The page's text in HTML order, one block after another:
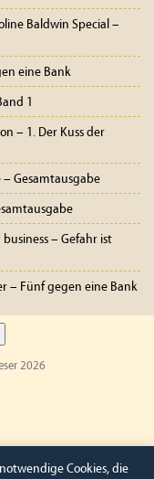
Baldwin Special –
eine Bank
1
– 1. Der Kuss der
– Gesamtausgabe
business – Gefahr ist
– Fünf gegen eine Bank
2026
Cookies, die